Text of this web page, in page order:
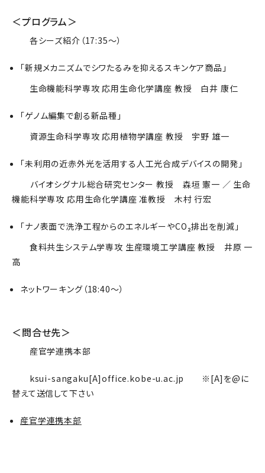
＜プログラム＞
各シーズ紹介（17:35～）
「新規メカニズムでシワたるみを抑えるスキンケア商品」
生命機能科学専攻 応用生命化学講座 教授 白井 康仁
「ゲノム編集で創る新品種」
資源生命科学専攻 応用植物学講座 教授 宇野 雄一
「未利用の近赤外光を活用する人工光合成デバイスの開発」
バイオシグナル総合研究センター 教授 森垣 憲一 ／ 生命
機能科学専攻 応用生命化学講座 准教授 木村 行宏
「ナノ表面で洗浄工程からのエネルギーやCO₂排出を削減」
食料共生システム学専攻 生産環境工学講座 教授 井原 一
高
ネットワーキング（18:40～）
＜問合せ先＞
産官学連携本部
ksui-sangaku[A]office.kobe-u.ac.jp ※[A]を@に
替えて送信して下さい
産官学連携本部